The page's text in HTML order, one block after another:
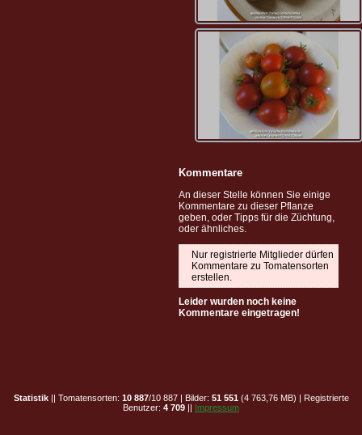
Kommentare
An dieser Stelle können Sie einige
Kommentare zu dieser Pflanze
geben, oder Tipps für die Züchtung,
oder ähnliches.
Nur registrierte Mitglieder dürfen
Kommentare zu Tomatensorten
erstellen.
Leider wurden noch keine
Kommentare eingetragen!
Statistik|| Tomatensorten: 10 887/10 887 | Bilder: 51 551 (4 763,76 MB) | Registrierte
Benutzer: 4 709 || Impressum